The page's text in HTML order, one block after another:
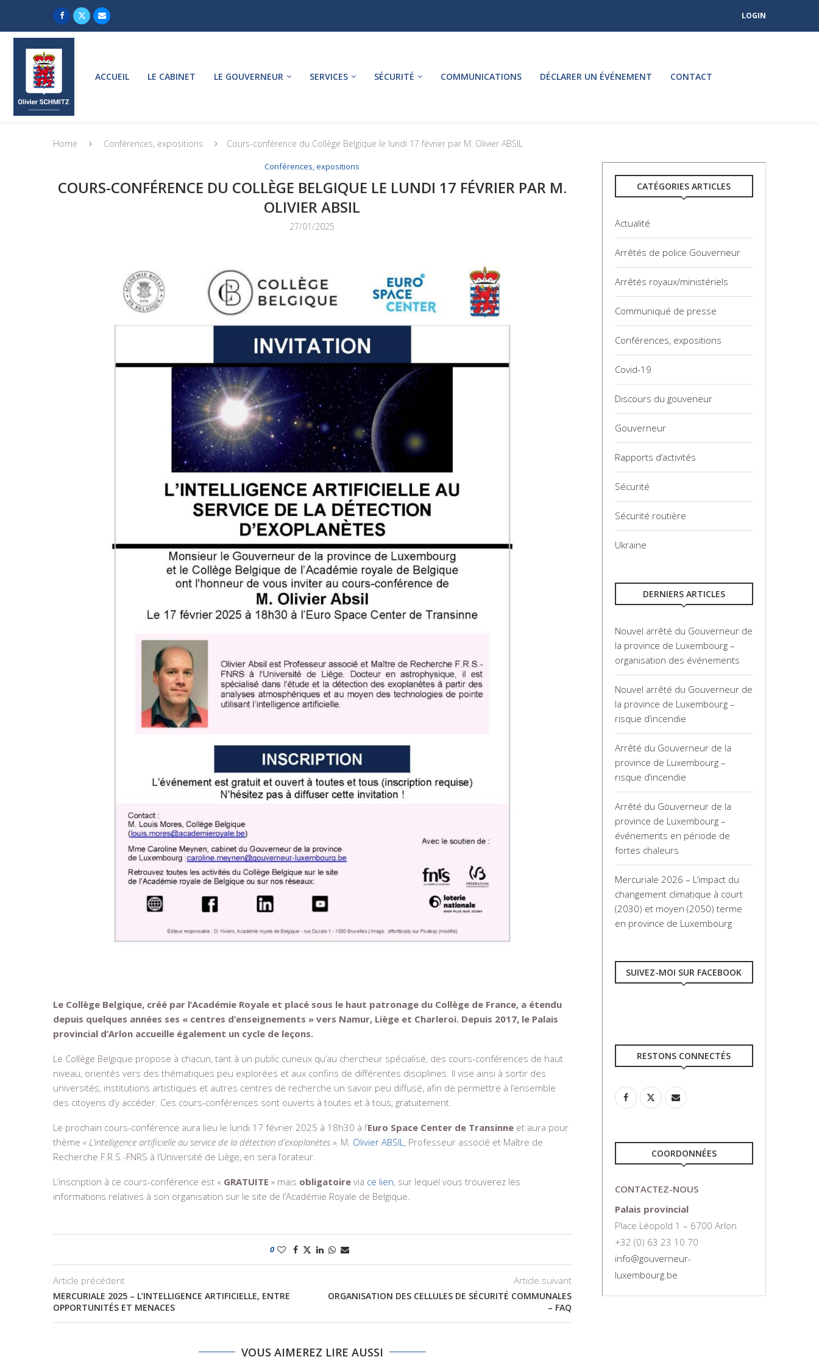
LOGIN
ACCUEIL LE CABINET LE GOUVERNEUR SERVICES SÉCURITÉ COMMUNICATIONS DÉCLARER UN ÉVÉNEMENT CONTACT
Home Conférences, expositions Cours-conférence du Collège Belgique le lundi 17 février par M. Olivier ABSIL
Conférences, expositions
COURS-CONFÉRENCE DU COLLÈGE BELGIQUE LE LUNDI 17 FÉVRIER PAR M.
OLIVIER ABSIL
27/01/2025
Le Collège Belgique, créé par l’Académie Royale et placé sous le haut patronage du Collège de France, a étendu
depuis quelques années ses « centres d’enseignements » vers Namur, Liège et Charleroi. Depuis 2017, le Palais
provincial d’Arlon accueille également un cycle de leçons.
Le Collège Belgique propose à chacun, tant à un public curieux qu’au chercheur spécialisé, des cours-conférences de haut
niveau, orientés vers des thématiques peu explorées et aux confins de différentes disciplines. Il vise ainsi à sortir des
universités, institutions artistiques et autres centres de recherche un savoir peu diffusé, afin de permettre à l’ensemble
des citoyens d’y accéder. Ces cours-conférences sont ouverts à toutes et à tous, gratuitement.
Le prochain cours-conférence aura lieu le lundi 17 février 2025 à 18h30 à l’Euro Space Center de Transinne et aura pour
thème « L’intelligence artificielle au service de la détection d’exoplanètes ». M. Olivier ABSIL , Professeur associé et Maître de
Recherche F.R.S.-FNRS à l’Université de Liège, en sera l’orateur.
L’inscription à ce cours-conférence est « GRATUITE » mais obligatoire via ce lien, sur lequel vous trouverez les
informations relatives à son organisation sur le site de l’Académie Royale de Belgique.
0
Article précédent
MERCURIALE 2025 – L’INTELLIGENCE ARTIFICIELLE, ENTRE
OPPORTUNITÉS ET MENACES
Article suivant
ORGANISATION DES CELLULES DE SÉCURITÉ COMMUNALES
– FAQ
VOUS AIMEREZ LIRE AUSSI
CATÉGORIES ARTICLES
Actualité
Arrêtés de police Gouverneur
Arrêtés royaux/ministériels
Communiqué de presse
Conférences, expositions
Covid-19
Discours du gouveneur
Gouverneur
Rapports d’activités
Sécurité
Sécurité routière
Ukraine
DERNIERS ARTICLES
Nouvel arrêté du Gouverneur de
la province de Luxembourg –
organisation des événements
Nouvel arrêté du Gouverneur de
la province de Luxembourg –
risque d’incendie
Arrêté du Gouverneur de la
province de Luxembourg –
risque d’incendie
Arrêté du Gouverneur de la
province de Luxembourg –
événements en période de
fortes chaleurs
Mercuriale 2026 – L’impact du
changement climatique à court
(2030) et moyen (2050) terme
en province de Luxembourg
SUIVEZ-MOI SUR FACEBOOK
RESTONS CONNECTÉS
COORDONNÉES
CONTACTEZ-NOUS
Palais provincial
Place Léopold 1 – 6700 Arlon
+32 (0) 63 23 10 70
info@gouverneur-
luxembourg.be